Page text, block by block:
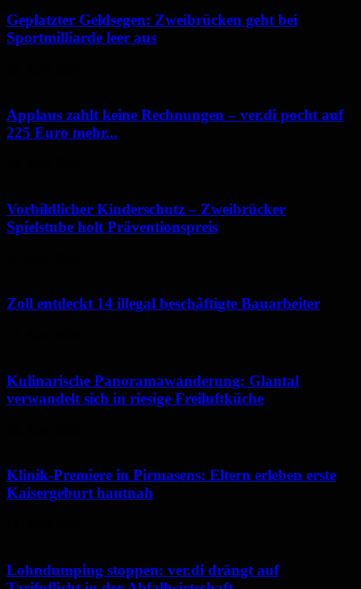
Geplatzter Geldsegen: Zweibrücken geht bei
Sportmilliarde leer aus
Applaus zahlt keine Rechnungen – ver.di pocht auf
225 Euro mehr...
Vorbildlicher Kinderschutz – Zweibrücker
Spielstube holt Präventionspreis
Zoll entdeckt 14 illegal beschäftigte Bauarbeiter
Kulinarische Panoramawanderung: Glantal
verwandelt sich in riesige Freiluftküche
Klinik-Premiere in Pirmasens: Eltern erleben erste
Kaisergeburt hautnah
Lohndumping stoppen: ver.di drängt auf